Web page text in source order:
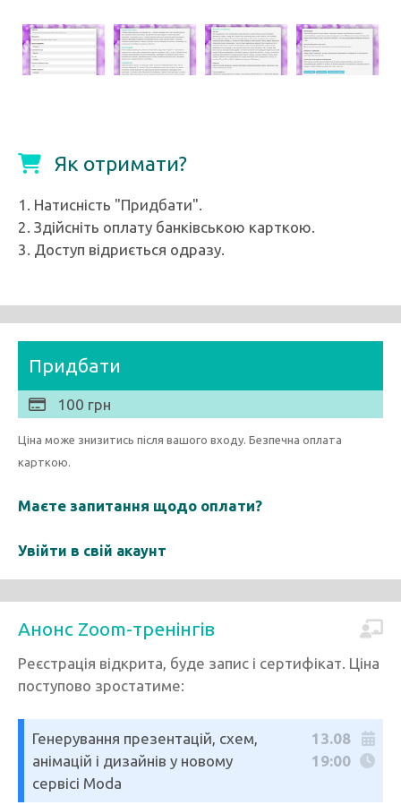
Як отримати?
1. Натисність "Придбати".
2. Здійсніть оплату банківською карткою.
3. Доступ відриється одразу.
Придбати
100 грн
Ціна може знизитись після вашого входу. Безпечна оплата
карткою.
Маєте запитання щодо оплати?
Увійти в свій акаунт
Анонс Zoom-тренінгів
Реєстрація відкрита, буде запис і сертифікат. Ціна
поступово зростатиме:
Генерування презентацій, схем,
анімацій і дизайнів у новому
сервісі Moda
13.08
19:00